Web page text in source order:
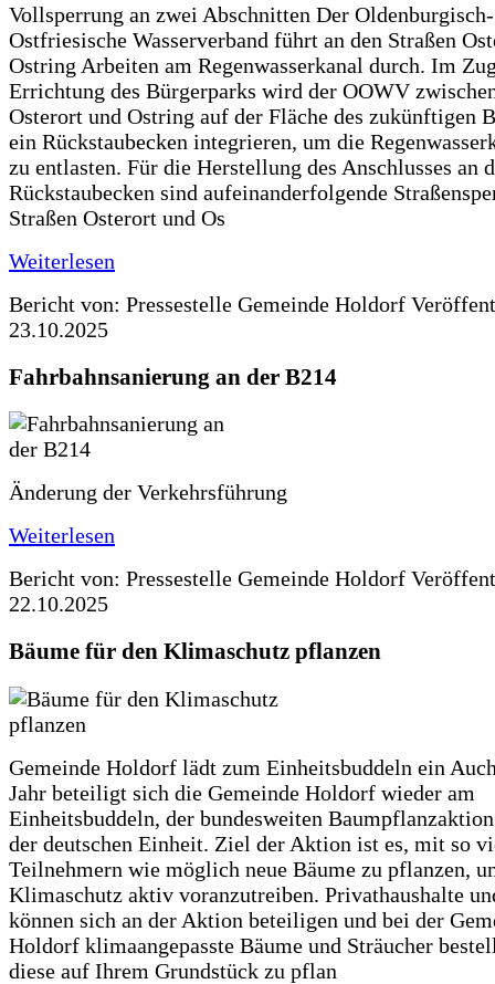
Vollsperrung an zwei Abschnitten Der Oldenburgisch-
Ostfriesische Wasserverband führt an den Straßen
Ostring Arbeiten am Regenwasserkanal durch. Im
Errichtung des Bürgerparks wird der OOWV
Osterort und Ostring auf der Fläche des zukünftigen
ein Rückstaubecken integrieren, um die
zu entlasten. Für die Herstellung des Anschlusses an
Rückstaubecken sind aufeinanderfolgende
Straßen Osterort und Os
Weiterlesen
Bericht von: Pressestelle Gemeinde Holdorf
23.10.2025
Fahrbahnsanierung an der B214
Änderung der Verkehrsführung
Weiterlesen
Bericht von: Pressestelle Gemeinde Holdorf
22.10.2025
Bäume für den Klimaschutz pflanzen
Gemeinde Holdorf lädt zum Einheitsbuddeln ein
Jahr beteiligt sich die Gemeinde Holdorf wieder am
Einheitsbuddeln, der bundesweiten
der deutschen Einheit. Ziel der Aktion ist es, mit so
Teilnehmern wie möglich neue Bäume zu pflanzen,
Klimaschutz aktiv voranzutreiben. Privathaushalte
können sich an der Aktion beteiligen und bei der
Holdorf klimaangepasste Bäume und Sträucher
diese auf Ihrem Grundstück zu pflan